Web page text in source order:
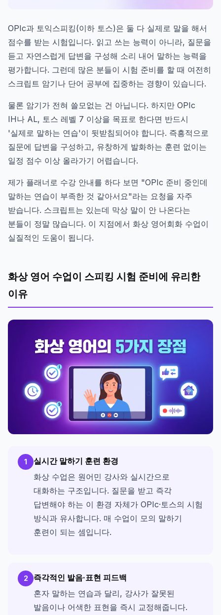
OPIc과 토익스피킹(이하 토스)은 둘 다 실제로 말을 해서
점수를 받는 시험입니다. 읽고 쓰는 능력이 아니라, 질문을
듣고 자연스럽게 답변을 구성해 소리 내어 말하는 능력을
평가합니다. 그런데 많은 분들이 시험 준비를 할 때 여전히
스크립트 암기나 단어 공부에 집중하는 경향이 있습니다.
물론 암기가 전혀 쓸모없는 건 아닙니다. 하지만 OPIc
IH나 AL, 토스 레벨 7 이상을 목표로 한다면 반드시
'실제로 말하는 연습'이 뒷받침되어야 합니다. 즉흥적으로
질문에 답변을 구성하고, 유창하게 발화하는 훈련 없이는
일정 점수 이상 올라가기 어렵습니다.
제가 플래너로 수강 안내를 하다 보면 "OPIc 준비 중인데
말하는 연습이 부족한 것 같아서요"라는 요청을 자주
받습니다. 스크립트는 있는데 막상 말이 안 나온다는
분들이 정말 많습니다. 이 지점에서 화상 영어회화 수업이
실질적인 도움이 됩니다.
화상 영어 수업이 스피킹 시험 준비에 유리한
이유
1
실시간 말하기 훈련 환경
화상 수업은 원어민 강사와 실시간으로
대화하는 구조입니다. 질문을 받고 즉각
답변해야 하는 이 환경 자체가 OPIc·토스의 시험
방식과 유사합니다. 매 수업이 모의 말하기
훈련이 되는 셈입니다.
2
즉각적인 발음·표현 피드백
혼자 말하는 연습과 달리, 강사가 잘못된
발음이나 어색한 표현을 즉시 교정해줍니다.